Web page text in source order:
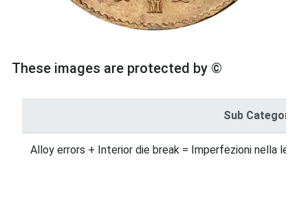
These images are protected by ©
Sub Category
Alloy errors + Interior die break = Imperfezioni nella